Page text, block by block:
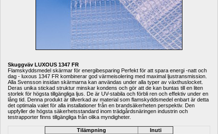
Skuggväv LUXOUS 1347 FR
Flamskyddsmedel skärmar för energibesparing Perfekt för att spara energi -natt och
dag - luxous 1347 FR kombinerar god värmeisolering med maximal ljustransmission.
Alla Svensson insidan skärmarna kan användas under alla typer av växthuslocket.
Deras unika stickad struktur minskar kondens och gör att de kan buntas till en liten
storlek för högsta tillgängliga ljus. De är UV-stabila och förbli ren och effektiv under en
lång tid. Denna produkt är tillverkad av material som flamskyddsmedel enbart är detta
det optimala valet för alla installationer från en brandsäkerheten perspektiv. Den
uppfyller de högsta säkerhetsstandard inom trädgårdsnäringen industrin och
testrapporter finns tillgängliga från olika myndigheter.
Tilämpning
Inuti